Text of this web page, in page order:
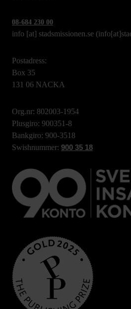
08-684 230 00
info [at] stadsmissionen.se
Postadress:
Box 35
131 06 NACKA
Org.nr: 802003-1954
Plusgiro: 900351-8
Bankgiro: 900-3518
Swishnummer: 900 35 18